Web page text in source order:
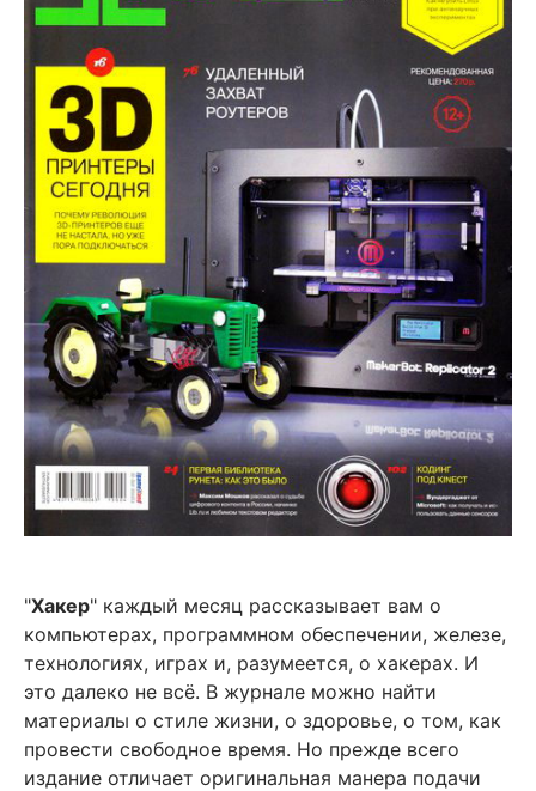
"Хакер" каждый месяц рассказывает вам о
компьютерах, программном обеспечении, железе,
технологиях, играх и, разумеется, о хакерах. И
это далеко не всё. В журнале можно найти
материалы о стиле жизни, о здоровье, о том, как
провести свободное время. Но прежде всего
издание отличает оригинальная манера подачи